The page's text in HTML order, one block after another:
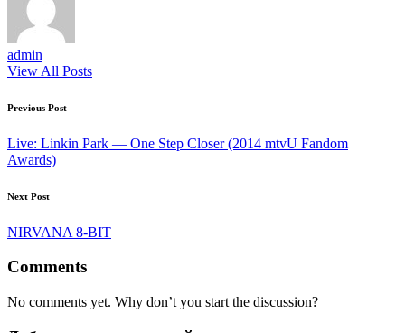
admin
View All Posts
Post
navigation
Previous Post
Live: Linkin Park — One Step Closer (2014 mtvU Fandom
Awards)
Next Post
NIRVANA 8-BIT
Comments
No comments yet. Why don’t you start the discussion?